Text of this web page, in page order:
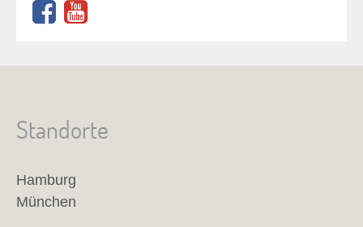
Standorte
Hamburg
München